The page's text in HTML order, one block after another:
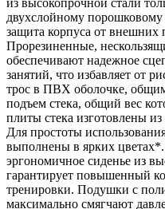
двухслойному
защита корпуса от внешних
Прорезиненные,
обеспечивают надежное
занятий, что избавляет от
трос в ПВХ оболочке,
подъем стека, общий вес
плиты стека изготовлены
Для простоты
выполнены в ярких
эргономичное сиденье из
гарантирует повышенный
тренировки. Подушки с
максимально смягчают